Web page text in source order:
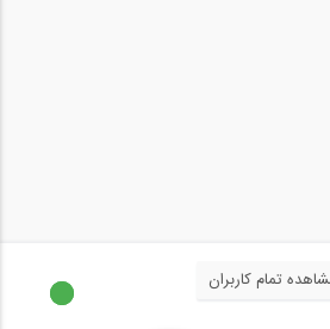
محاسبه مقدار سیمان و ماسه در مخلوط بتن
تمام کاربران